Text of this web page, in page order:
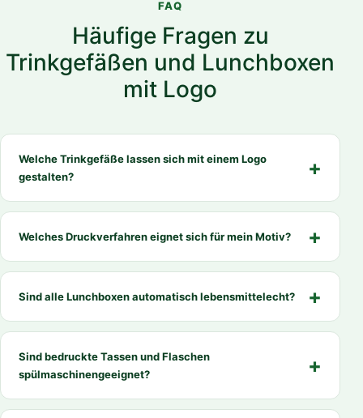
FAQ
Häufige Fragen zu
Trinkgefäßen und Lunchboxen
mit Logo
Welche Trinkgefäße lassen sich mit einem Logo
gestalten?
Welches Druckverfahren eignet sich für mein Motiv?
Sind alle Lunchboxen automatisch lebensmittelecht?
Sind bedruckte Tassen und Flaschen
spülmaschinengeeignet?